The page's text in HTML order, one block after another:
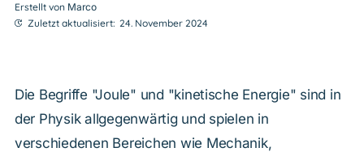
Erstellt von Marco
Zuletzt aktualisiert: 24. November 2024
Die Begriffe "Joule" und "kinetische Energie" sind in
der Physik allgegenwärtig und spielen in
verschiedenen Bereichen wie Mechanik,